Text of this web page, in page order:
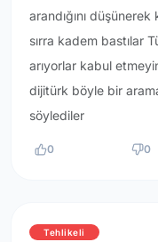
arandığını
sırra kadem bastılar
arıyorlar kabul
dijitürk böyle bir
söylediler
0 0
Tehlikeli